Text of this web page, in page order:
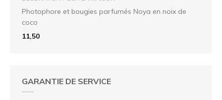
Photophore et bougies parfumés Noya en noix de
coco
11,50
GARANTIE DE SERVICE